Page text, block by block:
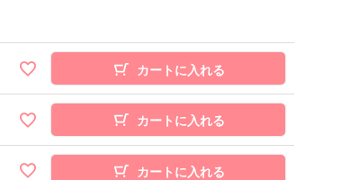
カートに入れる
カートに入れる
カートに入れる